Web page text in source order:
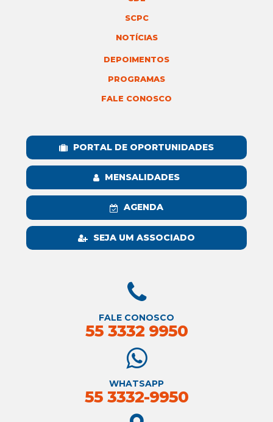
SCPC
NOTÍCIAS
DEPOIMENTOS
PROGRAMAS
FALE CONOSCO
PORTAL DE OPORTUNIDADES
MENSALIDADES
AGENDA
SEJA UM ASSOCIADO
FALE CONOSCO
55 3332 9950
WHATSAPP
55 3332-9950